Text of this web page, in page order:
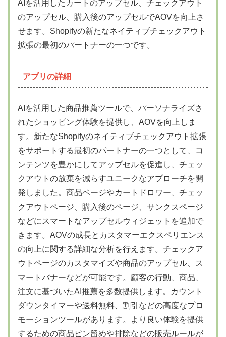
AIを活用したカートのアップセル、チェックアウト
のアップセル、購入後のアップセルでAOVを向上さ
せます。Shopifyの新たなネイティブチェックアウト
拡張の最初のパートナーの一つです。
アプリの詳細
AIを活用した商品推薦ツールで、パーソナライズさ
れたショッピング体験を提供し、AOVを向上しま
す。新たなShopifyのネイティブチェックアウト拡張
をサポートする最初のパートナーの一つとして、コ
ンテンツを豊かにしてアップセルを促進し、チェッ
クアウトの放棄を減らすユニークなアプローチを開
発しました。商品ページやカートドロワー、チェッ
クアウトページ、購入後のページ、サンクスページ
などにスマートなアップセルウィジェットを追加で
きます。AOVの成長とカスタマーエクスペリエンス
の向上に関する詳細な分析を行えます。チェックア
ウトページのカスタマイズや商品のアップセル、ス
マートバナーなどが可能です。顧客の行動、商品、
注文に基づいたAI推薦を多数提供します。カウント
ダウンタイマーや送料無料、割引などの高度なプロ
モーションツールがあります。より良い体験を提供
するための商品ピン留めや排除などの販売ルールが